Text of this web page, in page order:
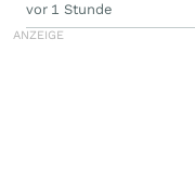
vor 1 Stunde